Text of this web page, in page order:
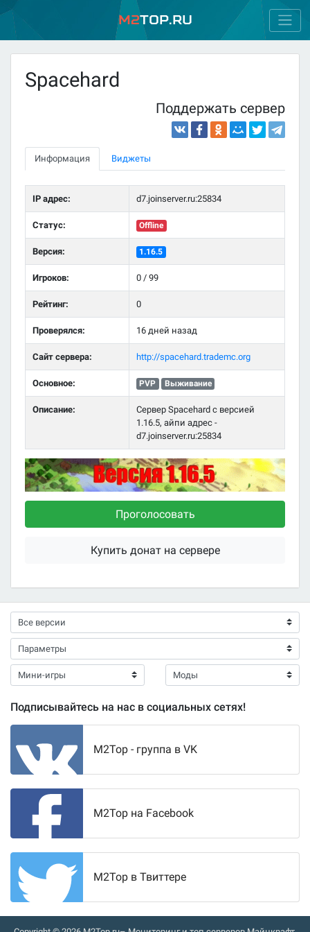
M2Top.ru
Spacehard
Поддержать сервер
Информация Виджеты
IP адрес: d7.joinserver.ru:25834
Статус: Offline
Версия: 1.16.5
Игроков: 0 / 99
Рейтинг: 0
Проверялся: 16 дней назад
Сайт сервера: http://spacehard.trademc.org
Основное: PVP Выживание
Описание:
Сервер Spacehard с версией
1.16.5, айпи адрес -
d7.joinserver.ru:25834
Проголосовать
Купить донат на сервере
Подписывайтесь на нас в социальных сетях!
M2Top - группа в VK
M2Top на Facebook
M2Top в Твиттере